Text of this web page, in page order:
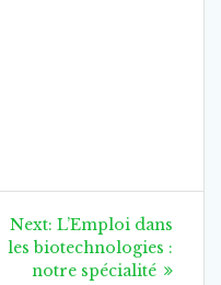
Next: Next
post:
L’Emploi dans
les biotechnologies :
notre spécialité